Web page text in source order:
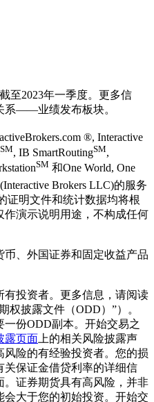
至2023年一季度。更多信
系——业绩发布板块。
®, Interactive
SM, IB SmartRoutingSM,
SM 和One World, One
Brokers LLC)的服务
证明文件和统计数据均将根
演示说明用途，不构成任何
、外国证券和固定收益产品
投资者。更多信息，请阅读
期权披露文件（ODD）”）。
一份ODD副本。开始交易之
露页面 上的相关风险披露声
险的有经验投资者。您的损
关保证金借贷利率的详细信
。证券期货具有高风险，并非
大于您的初始投资。开始交